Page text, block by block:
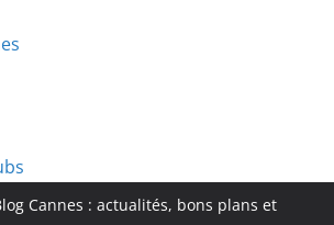
Cannes : actualités, bons plans et